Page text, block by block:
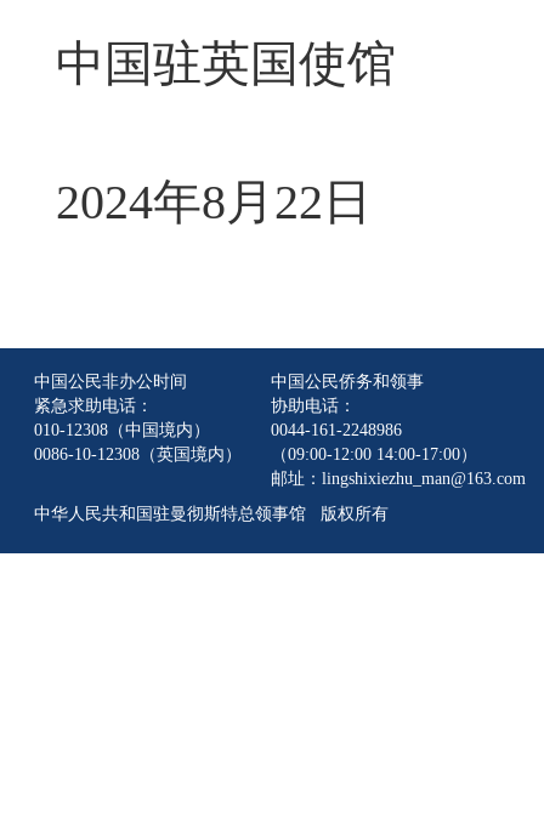
中国驻英国使馆
2024年8月22日
中国公民非办公时间
紧急求助电话：
010-12308（中国境内）
0086-10-12308（英国境内）
中国公民侨务和领事
协助电话：
0044-161-2248986
（09:00-12:00 14:00-17:00）
邮址：lingshixiezhu_man@163.com
中华人民共和国驻曼彻斯特总领事馆 版权所有